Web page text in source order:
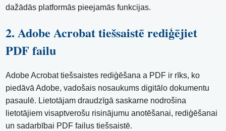
dažādās platformās pieejamās funkcijas.
2. Adobe Acrobat tiešsaistē rediģējiet
PDF failu
Adobe Acrobat tiešsaistes rediģēšana a PDF ir rīks, ko
piedāvā Adobe, vadošais nosaukums digitālo dokumentu
pasaulē. Lietotājam draudzīgā saskarne nodrošina
lietotājiem visaptverošu risinājumu anotēšanai, rediģēšanai
un sadarbībai PDF failus tiešsaistē.